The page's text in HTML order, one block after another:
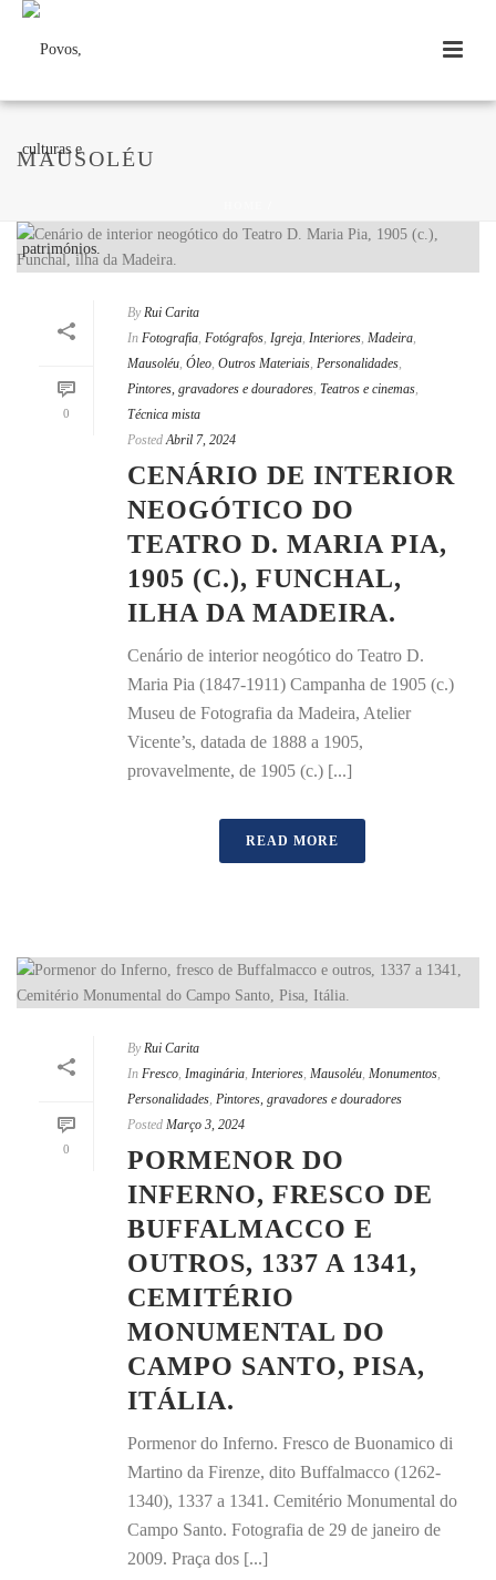
MAUSOLÉU
0
By Rui Carita
In Fotografia, Fotógrafos, Igreja, Interiores, Madeira,
Mausoléu, Óleo, Outros Materiais, Personalidades,
Pintores, gravadores e douradores, Teatros e cinemas,
Técnica mista
Posted Abril 7, 2024
CENÁRIO DE INTERIOR
NEOGÓTICO DO
TEATRO D. MARIA PIA,
1905 (C.), FUNCHAL,
ILHA DA MADEIRA.
Cenário de interior neogótico do Teatro D.
Maria Pia (1847-1911) Campanha de 1905 (c.)
Museu de Fotografia da Madeira, Atelier
Vicente’s, datada de 1888 a 1905,
provavelmente, de 1905 (c.) [...]
READ MORE
0
By Rui Carita
In Fresco, Imaginária, Interiores, Mausoléu, Monumentos,
Personalidades, Pintores, gravadores e douradores
Posted Março 3, 2024
PORMENOR DO
INFERNO, FRESCO DE
BUFFALMACCO E
OUTROS, 1337 A 1341,
CEMITÉRIO
MONUMENTAL DO
CAMPO SANTO, PISA,
ITÁLIA.
Pormenor do Inferno. Fresco de Buonamico di
Martino da Firenze, dito Buffalmacco (1262-
1340), 1337 a 1341. Cemitério Monumental do
Campo Santo. Fotografia de 29 de janeiro de
2009. Praça dos [...]